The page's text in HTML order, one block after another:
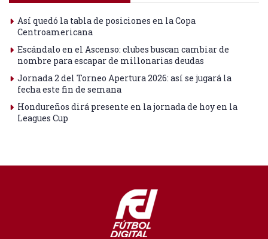
Así quedó la tabla de posiciones en la Copa
Centroamericana
Escándalo en el Ascenso: clubes buscan cambiar de
nombre para escapar de millonarias deudas
Jornada 2 del Torneo Apertura 2026: así se jugará la
fecha este fin de semana
Hondureños dirá presente en la jornada de hoy en la
Leagues Cup